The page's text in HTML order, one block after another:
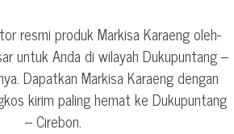
resmi produk Markisa Karaeng oleh-
untuk Anda di wilayah Dukupuntang –
Dapatkan Markisa Karaeng dengan
kirim paling hemat ke Dukupuntang
– Cirebon.